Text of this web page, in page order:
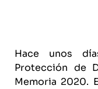
Hace unos
Protección de
Memoria 2020.